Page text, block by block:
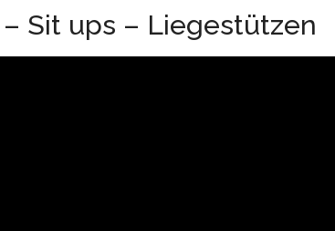
Sit ups – Liegestützen